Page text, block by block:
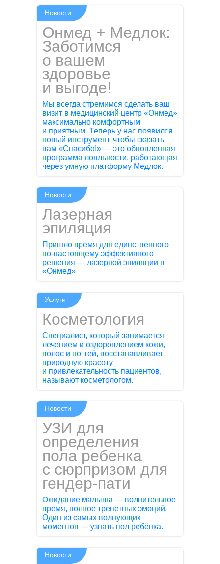
Онмед + Медлок:
Заботимся
о вашем
здоровье
и выгоде!
Мы всегда стремимся сделать ваш
визит в медицинский центр «Онмед»
максимально комфортным
и приятным. Теперь у нас появился
новый инструмент, чтобы сказать
вам «Спасибо!» — это обновленная
программа лояльности, работающая
через умную платформу Медлок.
Новости
Лазерная
эпиляция
Пришло время для единственного
по-настоящему эффективного
решения — лазерной эпиляции в
«Онмед»
Новости
Косметология
Специалист, который занимается
лечением и оздоровлением кожи,
волос и ногтей, восстанавливает
природную красоту
и привлекательность пациентов,
называют косметологом.
Услуги
УЗИ для
определения
пола ребенка
с сюрпризом для
гендер-пати
Ожидание малыша — волнительное
время, полное трепетных эмоций.
Один из самых волнующих
моментов — узнать пол ребёнка.
Новости
Новости